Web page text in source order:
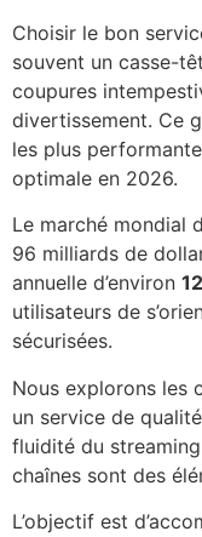
Choisir le bon
souvent un casse-
coupures
divertissement. Ce
les plus
optimale en 2026.
Le marché mondial
96 milliards de
annuelle d’environ
utilisateurs de
sécurisées.
Nous explorons les
un service de
fluidité du
chaînes sont des
L’objectif est